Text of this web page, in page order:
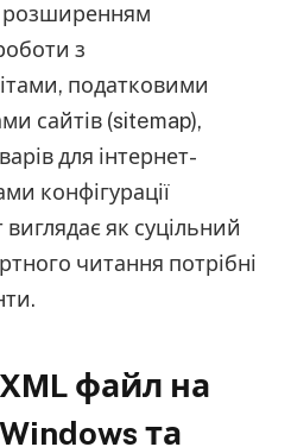
розширенням
з
податковими
сайтів (sitemap),
для інтернет-
конфігурації
як суцільний
читання потрібні
файл на
та